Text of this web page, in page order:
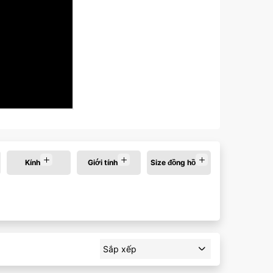
Kính Giới tính Size đồng hồ
Sắp xếp
Màu mặt: